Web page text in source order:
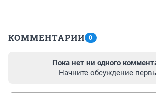
КОММЕНТАРИИ 0
Пока нет ни одного
Начните обсуждение